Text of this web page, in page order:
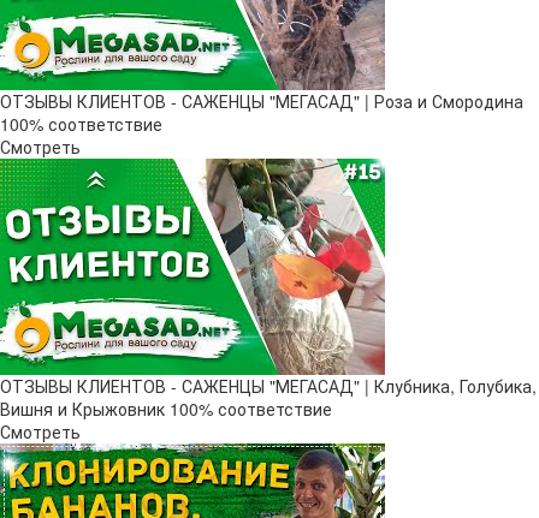
ОТЗЫВЫ КЛИЕНТОВ - САЖЕНЦЫ "МЕГАСАД" | Роза и Смородина
100% соответствие
Смотреть
ОТЗЫВЫ КЛИЕНТОВ - САЖЕНЦЫ "МЕГАСАД" | Клубника, Голубика,
Вишня и Крыжовник 100% соответствие
Смотреть